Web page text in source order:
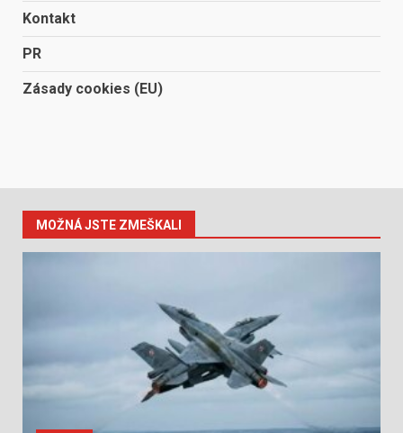
Kontakt
PR
Zásady cookies (EU)
MOŽNÁ JSTE ZMEŠKALI